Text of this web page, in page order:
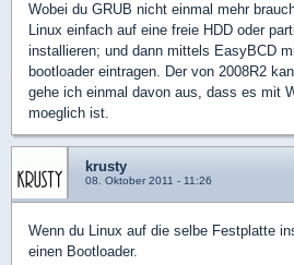
Wobei du GRUB nicht einmal mehr
Linux einfach auf eine freie HDD oder
installieren; und dann mittels EasyBCD
bootloader eintragen. Der von 2008R2
gehe ich einmal davon aus, dass es mit
moeglich ist.
krusty
08. Oktober 2011 - 11:26
Wenn du Linux auf die selbe Festplatte
einen Bootloader.